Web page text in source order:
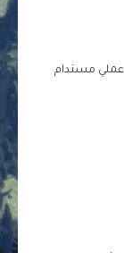
عملي مستدام